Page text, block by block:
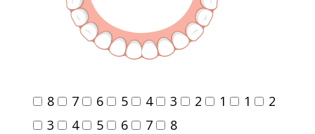
8 7 6 5 4 3 2 1 1
2
3
4 5 6 7
8